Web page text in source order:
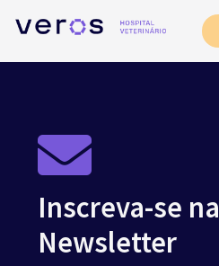
Inscreva-se na
Newsletter